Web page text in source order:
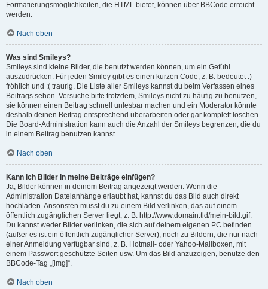
Formatierungsmöglichkeiten, die HTML bietet, können über BBCode erreicht
werden.
Nach oben
Was sind Smileys?
Smileys sind kleine Bilder, die benutzt werden können, um ein Gefühl
auszudrücken. Für jeden Smiley gibt es einen kurzen Code, z. B. bedeutet :)
fröhlich und :( traurig. Die Liste aller Smileys kannst du beim Verfassen eines
Beitrags sehen. Versuche bitte trotzdem, Smileys nicht zu häufig zu benutzen,
sie können einen Beitrag schnell unlesbar machen und ein Moderator könnte
deshalb deinen Beitrag entsprechend überarbeiten oder gar komplett löschen.
Die Board-Administration kann auch die Anzahl der Smileys begrenzen, die du
in einem Beitrag benutzen kannst.
Nach oben
Kann ich Bilder in meine Beiträge einfügen?
Ja, Bilder können in deinem Beitrag angezeigt werden. Wenn die
Administration Dateianhänge erlaubt hat, kannst du das Bild auch direkt
hochladen. Ansonsten musst du zu einem Bild verlinken, das auf einem
öffentlich zugänglichen Server liegt, z. B. http://www.domain.tld/mein-bild.gif.
Du kannst weder Bilder verlinken, die sich auf deinem eigenen PC befinden
(außer es ist ein öffentlich zugänglicher Server), noch zu Bildern, die nur nach
einer Anmeldung verfügbar sind, z. B. Hotmail- oder Yahoo-Mailboxen, mit
einem Passwort geschützte Seiten usw. Um das Bild anzuzeigen, benutze den
BBCode-Tag „[img]“.
Nach oben